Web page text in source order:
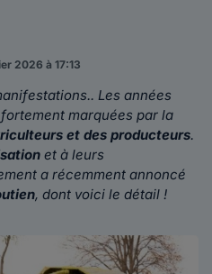
2026 à 17:13
Les années
marquées par la
et des producteurs.
et à leurs
a récemment annoncé
, dont voici le détail !